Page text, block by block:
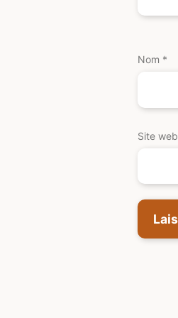
Nom *
Site web